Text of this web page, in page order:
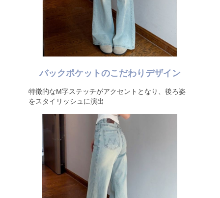
バックポケットのこだわりデザイン
特徴的なM字ステッチがアクセントとなり、後ろ姿
をスタイリッシュに演出